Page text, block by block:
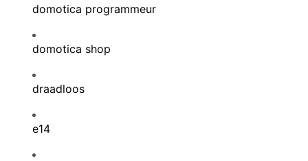
domotica programmeur
domotica shop
draadloos
e14